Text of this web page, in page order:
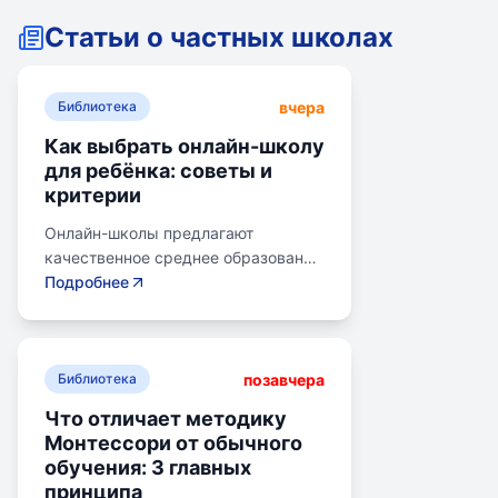
Статьи о частных школах
Библиотека вчера
Как выбрать онлайн-школу
для ребёнка: советы и
критерии
Онлайн-школы предлагают
качественное среднее образование
без привязки к району. Важно
предпочитаемую нагрузку. Важно
получить аттестат для поступления
в университет или колледж.
Онлайн-школы могут быть разными
Подробнее
Библиотека позавчера
Что отличает методику
Монтессори от обычного
обучения: 3 главных
принципа